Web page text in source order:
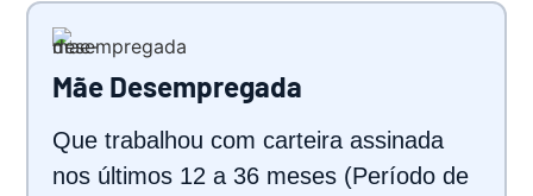
Mãe Desempregada
Que trabalhou com carteira assinada
nos últimos 12 a 36 meses (Período de